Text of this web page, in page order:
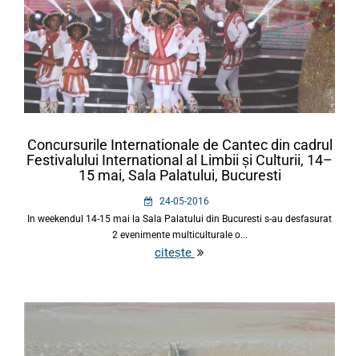
Concursurile Internationale de Cantec din cadrul
Festivalului International al Limbii și Culturii, 14–
15 mai, Sala Palatului, Bucuresti
24-05-2016
In weekendul 14-15 mai la Sala Palatului din Bucuresti s-au desfasurat
2 evenimente multiculturale o...
citește